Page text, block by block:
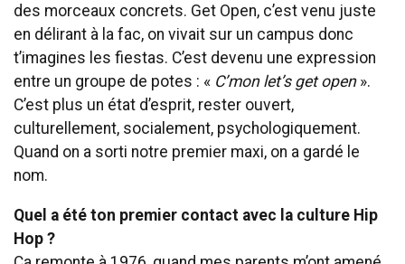
des morceaux concrets. Get Open, c’est venu juste
en délirant à la fac, on vivait sur un campus donc
t’imagines les fiestas. C’est devenu une expression
entre un groupe de potes : « C’mon let’s get open».
C’est plus un état d’esprit, rester ouvert,
culturellement, socialement, psychologiquement.
Quand on a sorti notre premier maxi, on a gardé le
nom.
Quel a été ton premier contact avec la culture Hip
Hop ?